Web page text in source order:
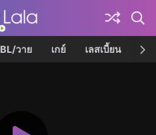
BL/วาย เกย์ เลสเบี้ยน เค